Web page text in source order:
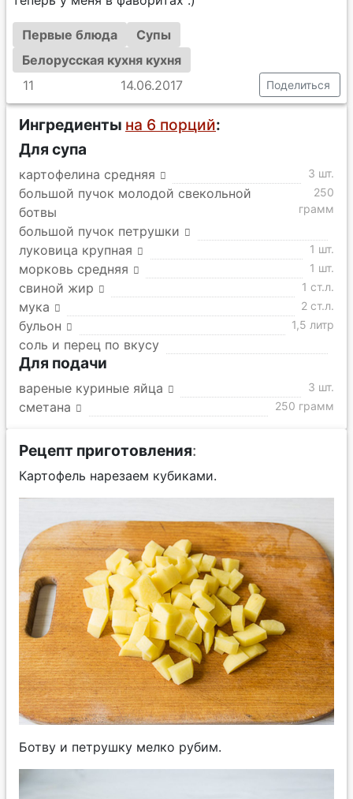
Первые блюда
Супы
Белорусская кухня кухня
11
14.06.2017 Поделиться
Ингредиенты на 6 порций:
Для супа
картофелина средняя 3 шт.
большой пучок молодой свекольной
ботвы
250
грамм
большой пучок петрушки
луковица крупная
1 шт.
морковь средняя 1 шт.
свиной жир 1 ст.л.
мука 2 ст.л.
бульон 1,5 литр
соль и перец по вкусу
Для подачи
вареные куриные яйца 3 шт.
сметана 250 грамм
Рецепт приготовления:
Картофель нарезаем кубиками.
Ботву и петрушку мелко рубим.